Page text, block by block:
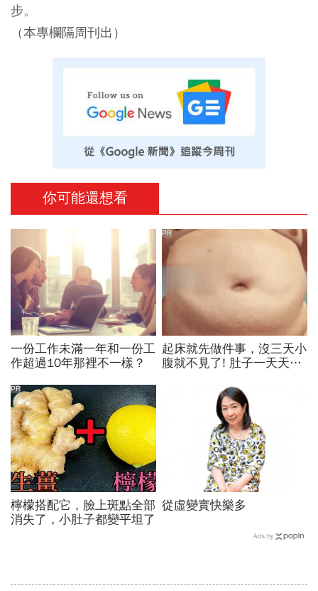
步。
（本專欄隔周刊出）
你可能還想看
一份工作未滿一年和一份工
作超過10年那裡不一樣？
起床就先做件事，沒三天小
腹就不見了! 肚子一天天變
PR
檸檬搭配它，臉上斑點全部
消失了，小肚子都變平坦了
PR
從虛變實快樂多
Ads by